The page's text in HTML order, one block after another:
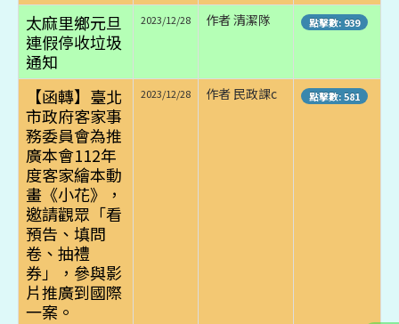
太麻里鄉元旦
連假停收垃圾
通知
2023/12/28 作者 清潔隊 點擊數: 939
【函轉】臺北
市政府客家事
務委員會為推
廣本會112年
度客家繪本動
畫《小花》，
邀請觀眾「看
預告、填問
卷、抽禮
券」，參與影
片推廣到國際
一案。
2023/12/28 作者 民政課c 點擊數: 581